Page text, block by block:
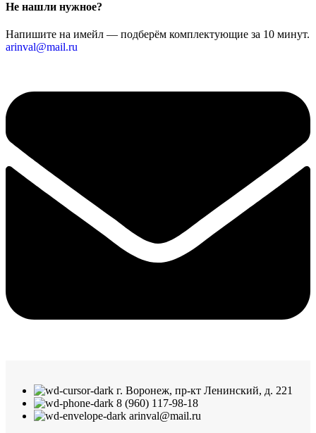
Не нашли нужное?
Напишите на имейл — подберём комплектующие за 10 минут.
arinval@mail.ru
г. Воронеж, пр-кт Ленинский, д. 221
8 (960) 117-98-18
arinval@mail.ru